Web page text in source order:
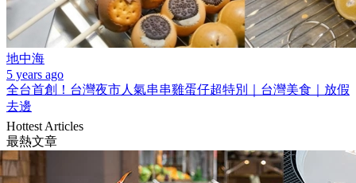
地中海
5 years ago
全台首創！台灣夜市人氣串串雞蛋仔超特別｜台灣美食｜放假
去邊
Hottest Articles
最熱文章